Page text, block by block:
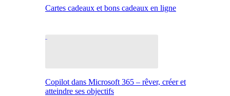
Cartes cadeaux et bons cadeaux en ligne
Copilot dans Microsoft 365 – rêver, créer et
atteindre ses objectifs